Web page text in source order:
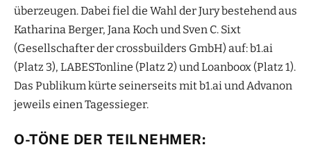
überzeugen. Dabei fiel die Wahl der Jury bestehend aus
Katharina Berger, Jana Koch und Sven C. Sixt
(Gesellschafter der crossbuilders GmbH) auf: b1.ai
(Platz 3), LABESTonline (Platz 2) und Loanboox (Platz 1).
Das Publikum kürte seinerseits mit b1.ai und Advanon
jeweils einen Tagessieger.
O-TÖNE DER TEILNEHMER: